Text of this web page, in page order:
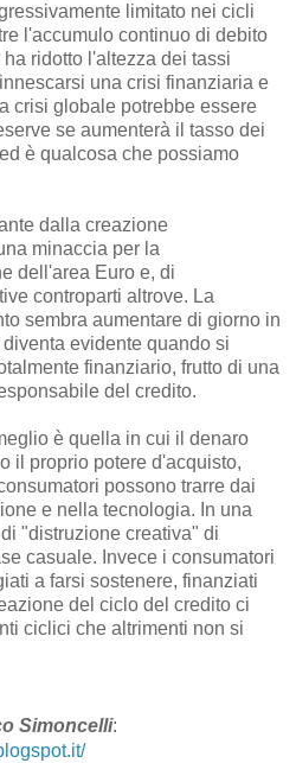
limitato nei cicli
l'accumulo continuo di debito
ridotto l'altezza dei tassi
una crisi finanziaria e
crisi globale potrebbe essere
se aumenterà il tasso dei
è qualcosa che possiamo
dalla creazione
minaccia per la
dell'area Euro e, di
controparti altrove. La
sembra aumentare di giorno in
evidente quando si
finanziario, frutto di una
del credito.
è quella in cui il denaro
il proprio potere d'acquisto,
possono trarre dai
e nella tecnologia. In una
"distruzione creativa" di
casuale. Invece i consumatori
a farsi sostenere, finanziati
del ciclo del credito ci
ciclici che altrimenti non si
Simoncelli: